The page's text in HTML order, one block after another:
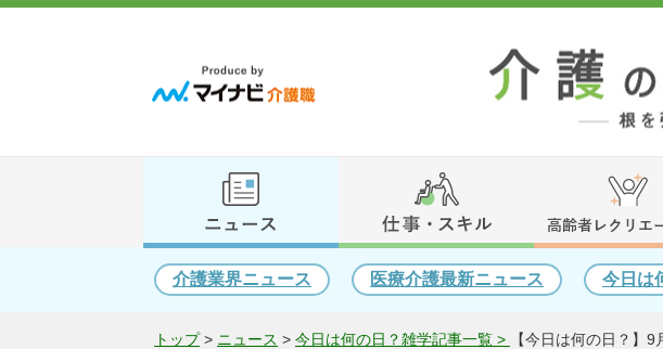
介護業界ニュース 医療介護最新ニュース 今日は
トップ> ニュース > 今日は何の日？雑学記事一覧 > 【今日は何の日？】